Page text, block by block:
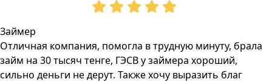
Займер
Отличная компания, помогла в трудную минуту, брала
займ на 30 тысяч тенге, ГЭСВ у займера хороший,
сильно деньги не дерут. Также хочу выразить благ